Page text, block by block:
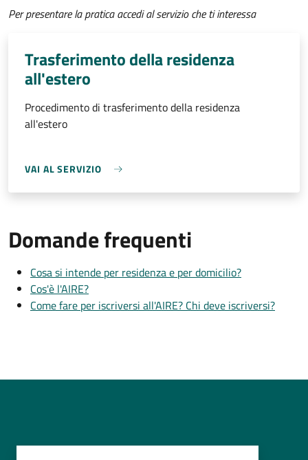
Per presentare la pratica accedi al servizio che ti interessa
Trasferimento della residenza
all'estero
Procedimento di trasferimento della residenza
all'estero
VAI AL SERVIZIO
Domande frequenti
Cosa si intende per residenza e per domicilio?
Cos'è l'AIRE?
Come fare per iscriversi all'AIRE? Chi deve iscriversi?